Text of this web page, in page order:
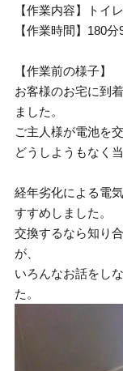
【作業内容】トイ
【作業時間】180分
【作業前の様子】
お客様のお宅に到
ました。
ご主人様が電池を
どうしようもなく
経年劣化による電
すすめしました。
交換するなら知り
が、
いろんなお話をし
た。